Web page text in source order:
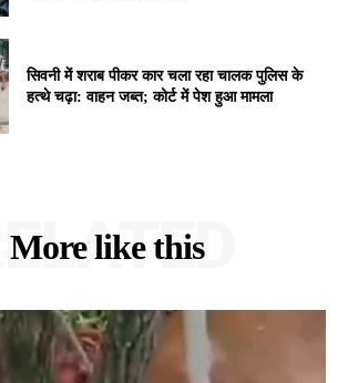
सिवनी में शराब पीकर कार चला रहा चालक पुलिस के
हत्थे चढ़ा: वाहन जब्त; कोर्ट में पेश हुआ मामला
More like this
RELATED